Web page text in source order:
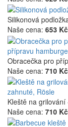
Silikonová
Naše cena: 653 Kč
přípravu
Obracečka pro
Naše cena: 710 Kč
zahnuté, Rösle
Kleště na
Naše cena: 710 Kč